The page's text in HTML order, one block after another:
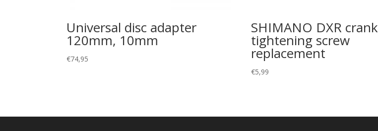
Universal disc adapter
120mm, 10mm
€74,95
SHIMANO DXR crank
tightening screw
replacement
€5,99